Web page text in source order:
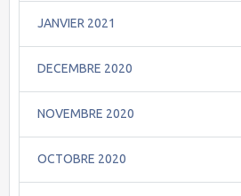
JANVIER 2021
DECEMBRE 2020
NOVEMBRE 2020
OCTOBRE 2020